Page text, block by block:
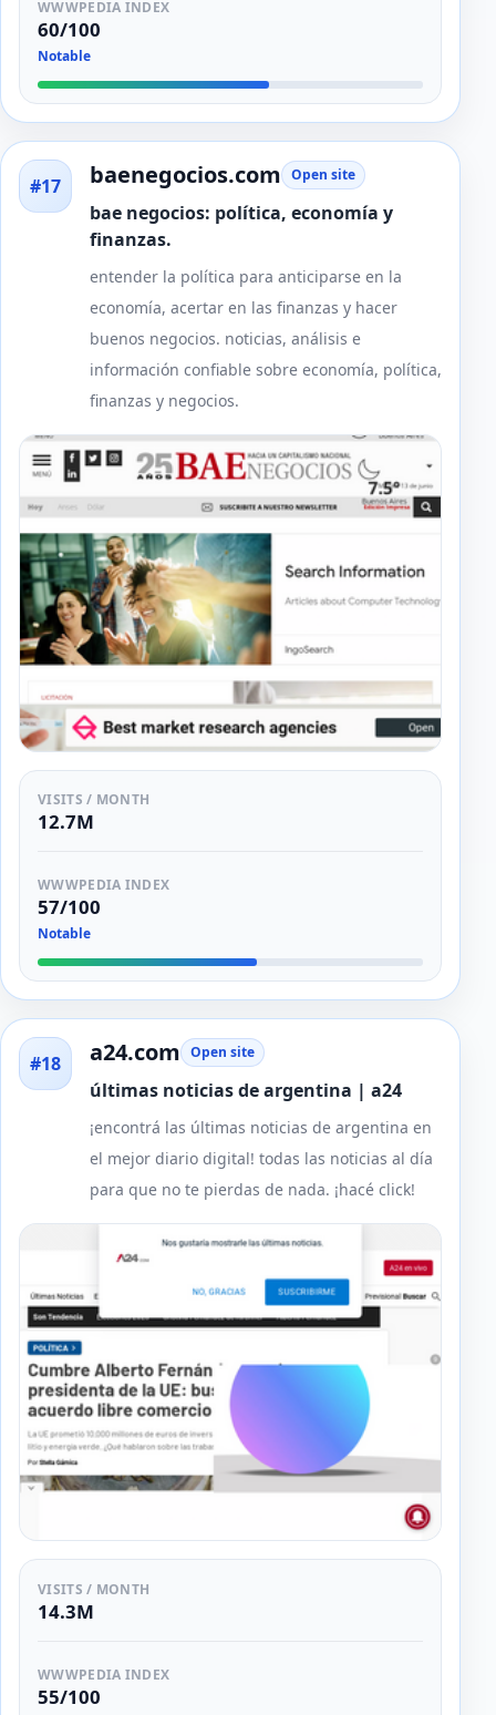
WWWPEDIA INDEX
60/100
Notable
#17 baenegocios.com Open site
bae negocios: política, economía y
finanzas.
entender la política para anticiparse en la
economía, acertar en las finanzas y hacer
buenos negocios. noticias, análisis e
información confiable sobre economía, política,
finanzas y negocios.
VISITS / MONTH
12.7M
WWWPEDIA INDEX
57/100
Notable
#18 a24.com Open site
últimas noticias de argentina | a24
¡encontrá las últimas noticias de argentina en
el mejor diario digital! todas las noticias al día
para que no te pierdas de nada. ¡hacé click!
VISITS / MONTH
14.3M
WWWPEDIA INDEX
55/100